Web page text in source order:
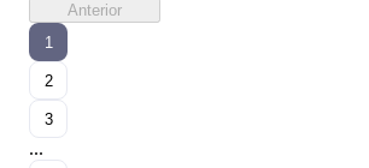
Anterior
1
2
3
...